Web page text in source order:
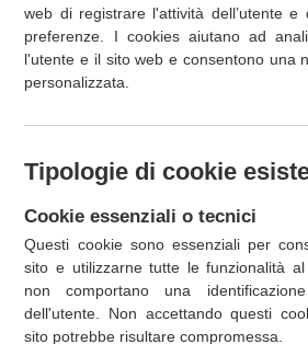
web di registrare l'attività dell’utente
preferenze. I cookies aiutano ad
l'utente e il sito web e consentono una
personalizzata.
Tipologie di cookie
Cookie essenziali o tecnici
Questi cookie sono essenziali per
sito e utilizzarne tutte le funzionalità
non comportano una
dell'utente. Non accettando questi
sito potrebbe risultare compromessa.